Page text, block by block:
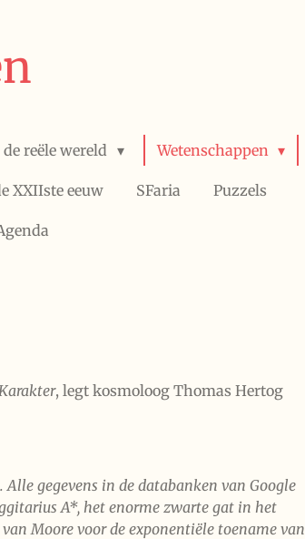
de reële wereld Wetenschappen
XXIIste eeuw SFaria Puzzels
, legt kosmoloog Thomas Hertog
gegevens in de databanken van Google
A*, het enorme zwarte gat in het
Moore voor de exponentiële toename van